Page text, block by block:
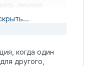
лишнее
когда один
другого,